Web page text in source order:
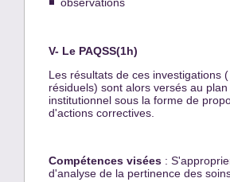
V- Le PAQSS(1h)
Les résultats de ces investigations
résiduels) sont alors versés au
institutionnel sous la forme de
d'actions correctives.
Compétences visées :
d'analyse de la pertinence des